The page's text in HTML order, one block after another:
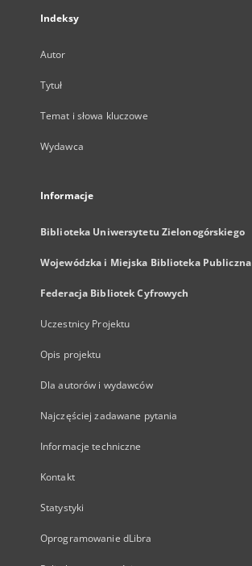
Indeksy
Autor
Tytuł
Temat i słowa kluczowe
Wydawca
Informacje
Biblioteka Uniwersytetu Zielonogórskiego
Wojewódzka i Miejska Biblioteka Publiczna
Federacja Bibliotek Cyfrowych
Uczestnicy Projektu
Opis projektu
Dla autorów i wydawców
Najczęściej zadawane pytania
Informacje techniczne
Kontakt
Statystyki
Oprogramowanie dLibra